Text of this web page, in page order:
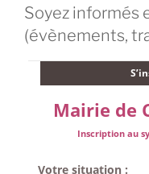
Soyez informés
(évènements,